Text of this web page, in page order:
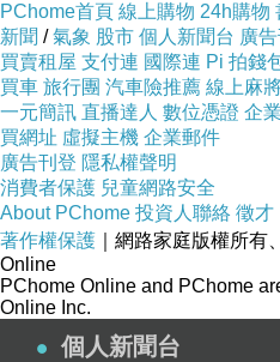
也不
怎麼能
跑跑走走了
我老爸
但自從
PChome首頁 線上購物 24h購物
新聞 /氣象 股市 個人新聞台 廣
買賣租屋 支付連 國際連 Pi 拍錢
買車 旅行團 汽車險推薦 線上麻
一元簡訊 直播達人 數位憑證 企
買網址 虛擬主機 企業郵件
廣告刊登 隱私權聲明
消費者保護 兒童網路安全
About PChome 投資人聯絡 徵才
著作權保護 ｜網路家庭版權所有
Online
PChome Online and PChome
Online Inc.
個人新聞台